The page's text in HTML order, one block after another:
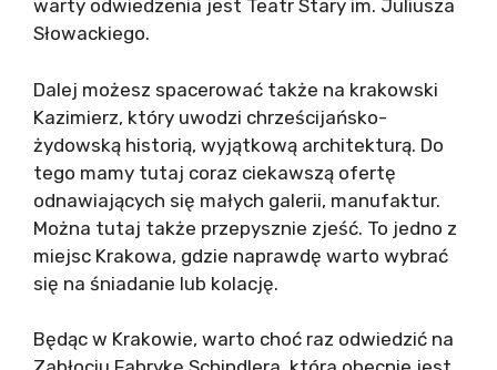
warty odwiedzenia jest Teatr Stary im. Juliusza
Słowackiego.
Dalej możesz spacerować także na krakowski
Kazimierz, który uwodzi chrześcijańsko-
żydowską historią, wyjątkową architekturą. Do
tego mamy tutaj coraz ciekawszą ofertę
odnawiających się małych galerii, manufaktur.
Można tutaj także przepysznie zjeść. To jedno z
miejsc Krakowa, gdzie naprawdę warto wybrać
się na śniadanie lub kolację.
Będąc w Krakowie, warto choć raz odwiedzić na